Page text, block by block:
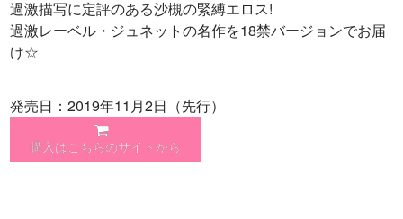
過激描写に定評のある沙槻の緊縛エロス!
過激レーベル・ジュネットの名作を18禁バージョンでお届
け☆
発売日：2019年11月2日（先行）
購入はこちらのサイトから